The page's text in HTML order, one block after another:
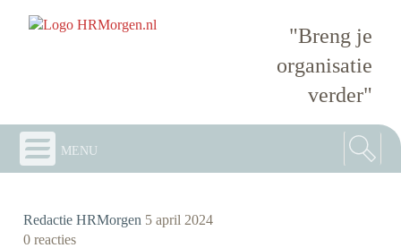
"Breng je
organisatie
verder"
menu
Redactie HRMorgen 5 april 2024
0 reacties